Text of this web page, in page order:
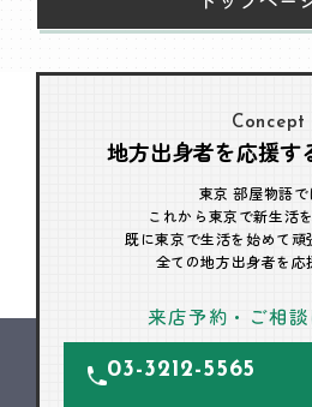
Concept
地方出身者を応援す
東京 部屋物語で
これから東京で新生活
既に東京で生活を始めて頑
全ての地方出身者を応
来店予約・ご相
03-3212-5565